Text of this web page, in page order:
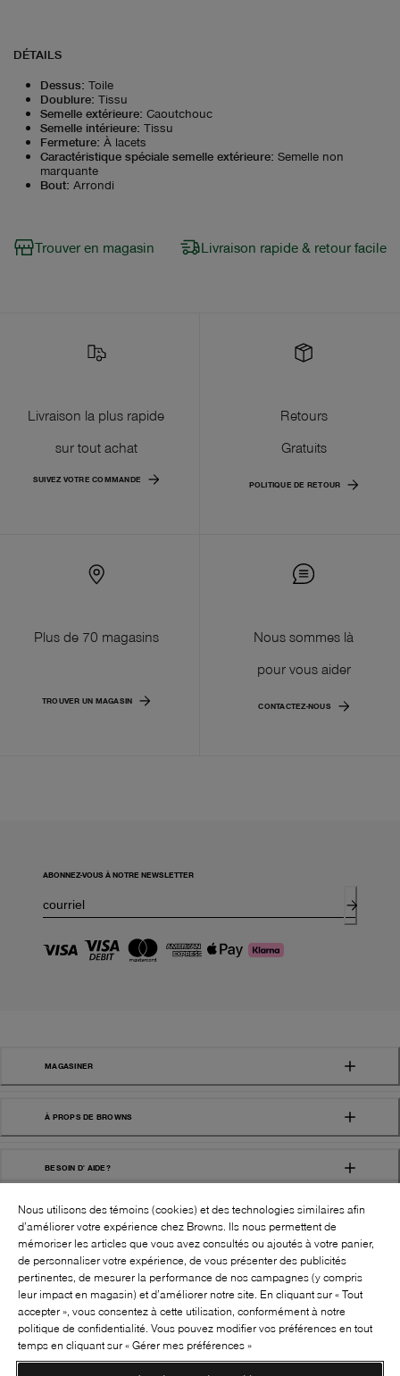
DÉTAILS
Dessus: Toile
Doublure: Tissu
Semelle extérieure: Caoutchouc
Semelle intérieure: Tissu
Fermeture: À lacets
Caractéristique spéciale semelle extérieure: Semelle non
marquante
Bout: Arrondi
Trouver en magasin Livraison rapide & retour facile
Livraison la plus rapide
sur tout achat
SUIVEZ VOTRE COMMANDE
Retours
Gratuits
POLITIQUE DE RETOUR
Plus de 70 magasins
TROUVER UN MAGASIN
Nous sommes là
pour vous aider
CONTACTEZ-NOUS
ABONNEZ-VOUS À NOTRE NEWSLETTER
MAGASINER
À PROPS DE BROWNS
BESOIN D' AIDE?
BROWNS SHOES INC. TOUS DROITS
RÉSERVÉS
SUIVEZ-NOUS!:
Nous utilisons des témoins (cookies) et des technologies similaires afin
d’améliorer votre expérience chez Browns. Ils nous permettent de
mémoriser les articles que vous avez consultés ou ajoutés à votre panier,
de personnaliser votre expérience, de vous présenter des publicités
pertinentes, de mesurer la performance de nos campagnes (y compris
leur impact en magasin) et d’améliorer notre site. En cliquant sur « Tout
accepter », vous consentez à cette utilisation, conformément à notre
politique de confidentialité. Vous pouvez modifier vos préférences en tout
temps en cliquant sur « Gérer mes préférences »